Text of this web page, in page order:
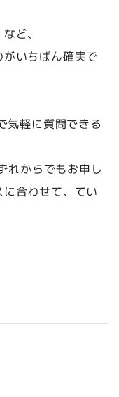
ど、
いちばん確実で
気軽に質問できる
れからでもお申し
合わせて、てい